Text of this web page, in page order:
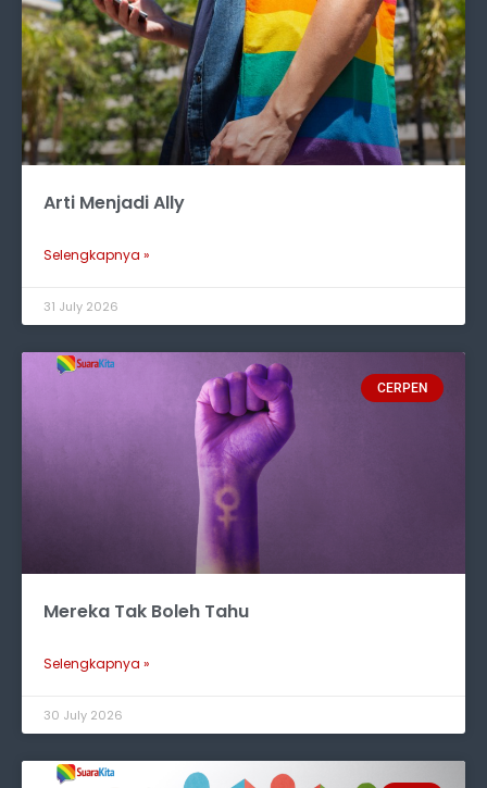
Arti Menjadi Ally
Selengkapnya »
31 July 2026
CERPEN
Mereka Tak Boleh Tahu
Selengkapnya »
30 July 2026